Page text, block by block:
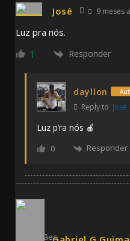
José 9 meses
Luz pra nós.
1 Responder
dayllon
Reply to José
Luz p’ra nós 🍎
0 Responder